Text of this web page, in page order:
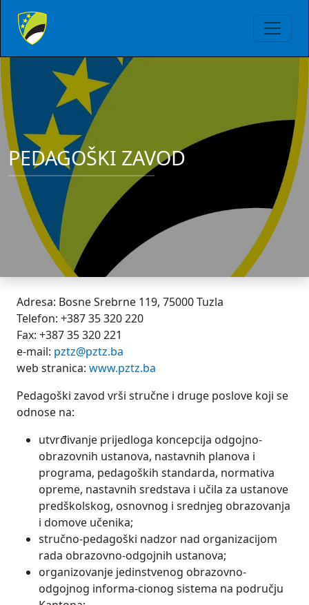
PEDAGOŠKI ZAVOD
Adresa: Bosne Srebrne 119, 75000 Tuzla
Telefon: +387 35 320 220
Fax: +387 35 320 221
e-mail: pztz@pztz.ba
web stranica: www.pztz.ba
Pedagoški zavod vrši stručne i druge poslove koji se
odnose na:
utvrđivanje prijedloga koncepcija odgojno-
obrazovnih ustanova, nastavnih planova i
programa, pedagoških standarda, normativa
opreme, nastavnih sredstava i učila za ustanove
predškolskog, osnovnog i srednjeg obrazovanja
i domove učenika;
stručno-pedagoški nadzor nad organizacijom
rada obrazovno-odgojnih ustanova;
organizovanje jedinstvenog obrazovno-
odgojnog informa-cionog sistema na području